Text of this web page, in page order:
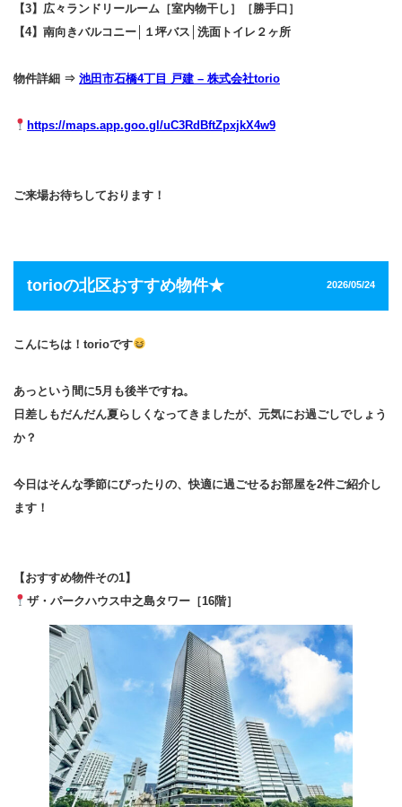
【3】広々ランドリールーム［室内物干し］［勝手口］
【4】南向きバルコニー│１坪バス│洗面トイレ２ヶ所
物件詳細 ⇒ 池田市石橋4丁目 戸建 – 株式会社torio
https://maps.app.goo.gl/uC3RdBftZpxjkX4w9
ご来場お待ちしております！
torioの北区おすすめ物件★ 2026/05/24
こんにちは！torioです
あっという間に5月も後半ですね。
日差しもだんだん夏らしくなってきましたが、元気にお過ごしでしょう
か？
今日はそんな季節にぴったりの、快適に過ごせるお部屋を2件ご紹介し
ます！
【おすすめ物件その1】
ザ・パークハウス中之島タワー［16階］